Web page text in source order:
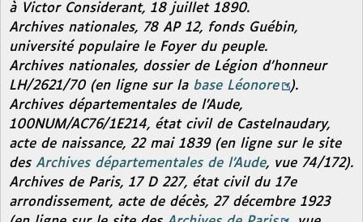
à Victor Considerant, 18 juillet 1890.
Archives nationales, 78 AP 12, fonds Guébin,
université populaire le Foyer du peuple.
Archives nationales, dossier de Légion d’honneur
LH/2621/70 (en ligne sur la base Léonore
).
Archives départementales de l’Aude,
100NUM/AC76/1E214, état civil de Castelnaudary,
acte de naissance, 22 mai 1839 (en ligne sur le site
des Archives départementales de l’Aude, vue 74/172).
Archives de Paris, 17 D 227, état civil du 17e
arrondissement, acte de décès, 27 décembre 1923